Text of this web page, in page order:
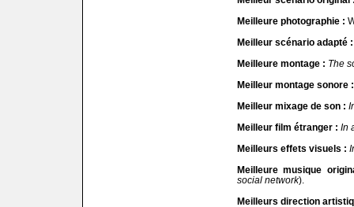
Meilleure photographie :
Meilleur scénario adapté :
Meilleure montage : The
Meilleur montage sonore :
Meilleur mixage de son :
Meilleur film étranger : In
Meilleurs effets visuels :
Meilleure musique
social network).
Meilleurs direction